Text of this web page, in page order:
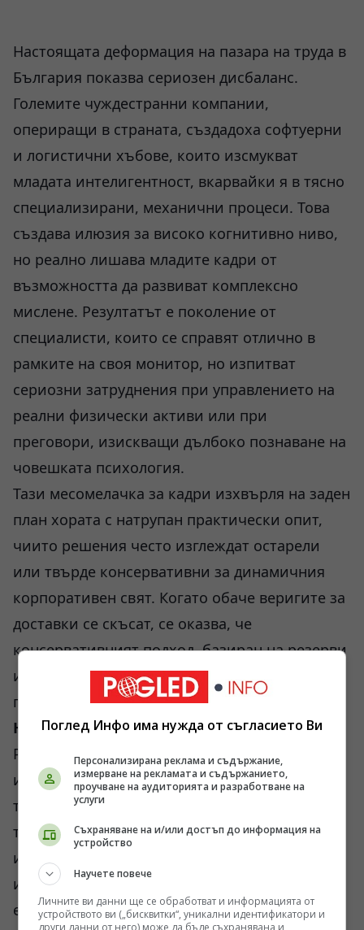
Настоящата деформация на пазара на труда в
България показва сериозен дисбаланс.
Големите чуждестранни компании,
опериращи в страната, създадоха софтуерни
и логистични хъбове, които изсмукват
младата интелигентност, вкарвайки я в тясно
специализирани, механични процеси. Това
създава илюзия за високо когнитивно ниво,
но реално лишава младите кадри от
възможността да развиват комплексно
мислене. Резултатът е поколение от
специалисти, които се справят отлично в
рамките на своя монитор, но изпитват
сериозни затруднения при управлението на
реални физически активи или при
преговори, изискващи дълбоко познаване на
човешката психология.
Тази месомелачка за кадри изхвърля на заден
план хората с натрупан практически опит,
чиито решения често изглеждат остарели
или твърде консервативни за динамичния
корпоративен свят. Когато обаче веригите за
доставки се скъсат, се оказва, че
консервативният подход, базиран на резерви
и подсигуряване, е единственият, който
предотвратява фалита.
Необходимостта от системен баланс
Развитието на едно жизнено общество
изисква равномерното поддържане и на
трите когнитивни стълба. Прехвърлянето на
тежестта само към единия от тях води до
институционална нестабилност. В
исторически план, държави, заложили
единствено на технократската
Поглед Инфо има нужда от съгласието Ви
Персонализирана реклама и съдържание,
измерване на рекламата и съдържанието,
проучване на аудиторията и разработване на
услуги
Съхраняване на и/или достъп до информация на
устройство
Научете повече
Личните ви данни ще се обработват и информацията от
устройството ви („бисквитки“, уникални идентификатори и
други данни от него) може да бъде съхранявана и